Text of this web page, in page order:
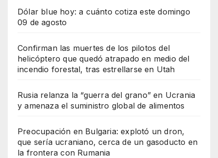
Dólar blue hoy: a cuánto cotiza este domingo
09 de agosto
Confirman las muertes de los pilotos del
helicóptero que quedó atrapado en medio del
incendio forestal, tras estrellarse en Utah
Rusia relanza la “guerra del grano” en Ucrania
y amenaza el suministro global de alimentos
Preocupación en Bulgaria: explotó un dron,
que sería ucraniano, cerca de un gasoducto en
la frontera con Rumania